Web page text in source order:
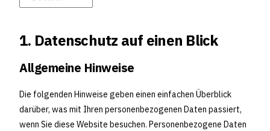
1. Datenschutz auf einen Blick
Allgemeine Hinweise
Die folgenden Hinweise geben einen einfachen Überblick
darüber, was mit Ihren personenbezogenen Daten passiert,
wenn Sie diese Website besuchen. Personenbezogene Daten